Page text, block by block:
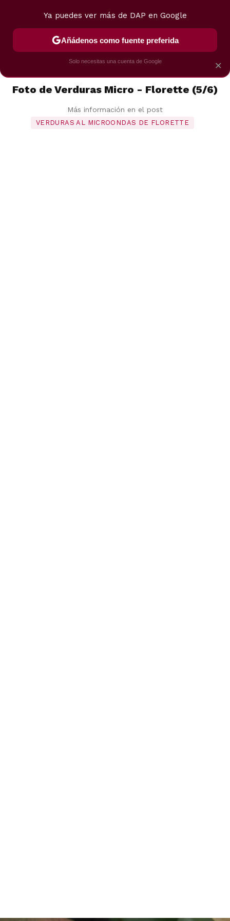
POSTRES VIAJES SELECCIÓN VEGUI
Foto de Verduras Micro - Florette (5/6)
Más información en el post
VERDURAS AL MICROONDAS DE FLORETTE
×
Ya puedes ver más de DAP en Google
Añádenos como fuente preferida
Solo necesitas una cuenta de Google